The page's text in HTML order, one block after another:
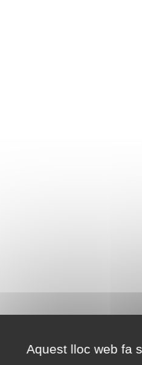
Aquest lloc web fa